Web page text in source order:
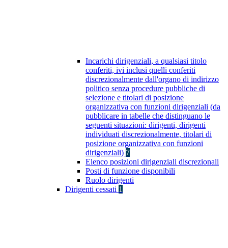
Incarichi dirigenziali, a qualsiasi titolo
conferiti, ivi inclusi quelli conferiti
discrezionalmente dall'organo di indirizzo
politico senza procedure pubbliche di
selezione e titolari di posizione
organizzativa con funzioni dirigenziali (da
pubblicare in tabelle che distinguano le
seguenti situazioni: dirigenti, dirigenti
individuati discrezionalmente, titolari di
posizione organizzativa con funzioni
dirigenziali) 7
Elenco posizioni dirigenziali discrezionali
Posti di funzione disponibili
Ruolo dirigenti
Dirigenti cessati 1